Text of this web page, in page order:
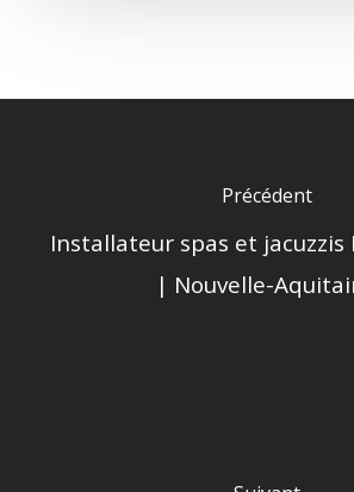
Précédent
Installateur spas et jacuzzis
| Nouvelle-